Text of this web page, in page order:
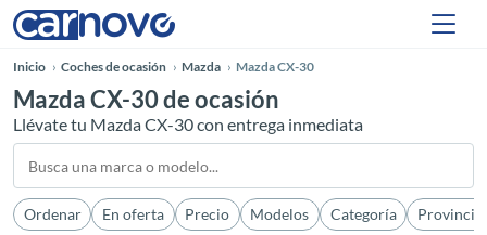
Inicio Coches de ocasión Mazda Mazda CX-30
Mazda CX-30 de ocasión
Llévate tu Mazda CX-30 con entrega inmediata
Ordenar En oferta Precio Modelos Categoría Provincia